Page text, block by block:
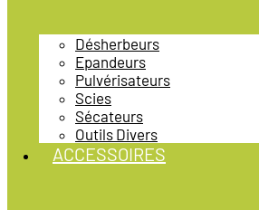
Désherbeurs
Epandeurs
Pulvérisateurs
Scies
Sécateurs
Outils Divers
ACCESSOIRES